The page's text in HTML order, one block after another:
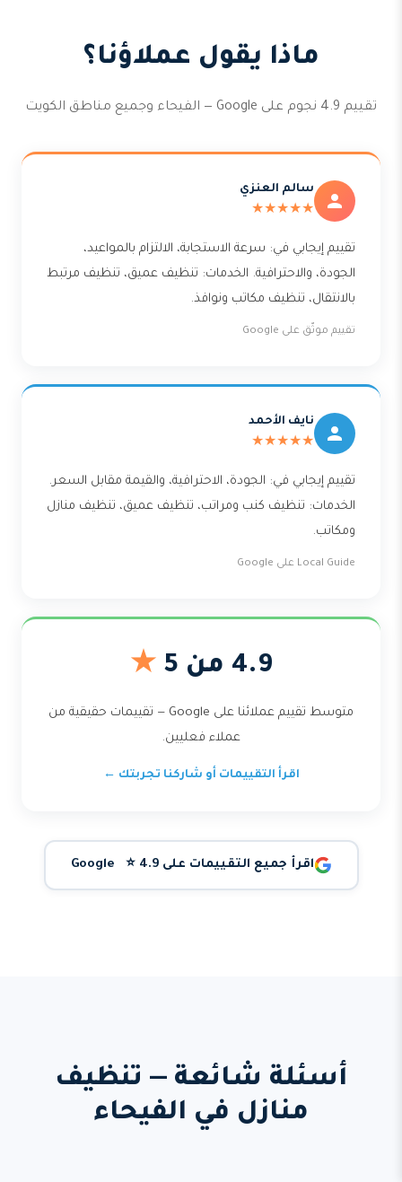
ماذا يقول عملاؤنا؟
تقييم 4.9 نجوم على Google — الفيحاء وجميع مناطق الكويت
سالم العنزي
★★★★★
تقييم إيجابي في: سرعة الاستجابة، الالتزام بالمواعيد،
الجودة، والاحترافية. الخدمات: تنظيف عميق، تنظيف مرتبط
بالانتقال، تنظيف مكاتب ونوافذ.
تقييم موثّق على Google
نايف الأحمد
★★★★★
تقييم إيجابي في: الجودة، الاحترافية، والقيمة مقابل السعر.
الخدمات: تنظيف كنب ومراتب، تنظيف عميق، تنظيف منازل
ومكاتب.
Local Guide على Google
4.9 من 5 ★
متوسط تقييم عملائنا على Google — تقييمات حقيقية من
عملاء فعليين.
اقرأ التقييمات أو شاركنا تجربتك ←
اقرأ جميع التقييمات على Google ⭐ 4.9
أسئلة شائعة — تنظيف
منازل في الفيحاء